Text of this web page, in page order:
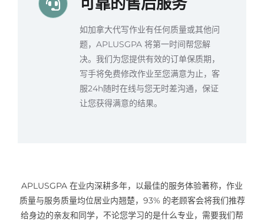
如加拿大代写作业有任何质量或其他问
题，APLUSGPA 将第一时间帮您解
决。我们为您提供有效的订单保质期，
写手将免费修改作业至您满意为止，客
服24h随时在线与您无时差沟通，保证
让您获得满意的结果。
APLUSGPA 在业内深耕多年，以最佳的服务体验著称，作业
质量与服务质量均位居业内翘楚，93% 的老顾客会将我们推荐
给身边的亲友和同学，不论您学习的是什么专业，需要我们帮